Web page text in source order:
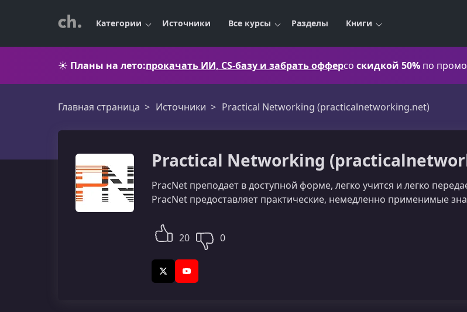
Категории Источники Все курсы Разделы Книги
☀️ Планы на лето:прокачать ИИ, CS-базу и забрать офферсо скидкой 50% по
Главная страница Источники Practical Networking (practicalnetworking.net)
Practical Networking
PracNet преподает в доступной форме, легко учится и легко
PracNet предоставляет практические, немедленно применимые
20 0
X (Twitter)YouTube